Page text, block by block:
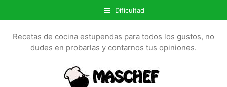
a
Dificultad
Recetas de cocina estupendas para todos los gustos, no
dudes en probarlas y contarnos tus opiniones.